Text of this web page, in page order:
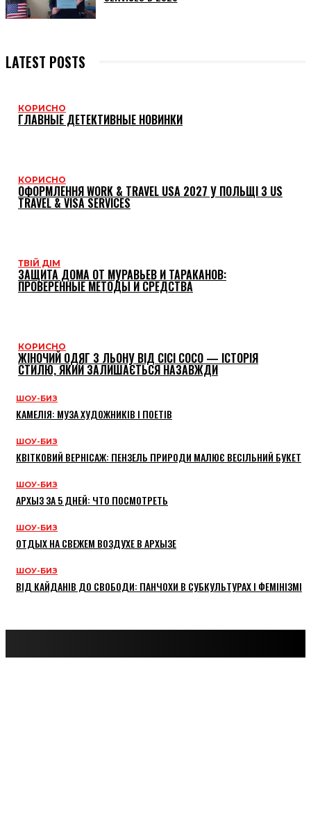
LATEST POSTS
КОРИСНО
ГЛАВНЫЕ ДЕТЕКТИВНЫЕ НОВИНКИ
КОРИСНО
ОФОРМЛЕННЯ WORK & TRAVEL USA 2027 У ПОЛЬЩІ З US
TRAVEL & VISA SERVICES
ТВІЙ ДІМ
ЗАЩИТА ДОМА ОТ МУРАВЬЕВ И ТАРАКАНОВ:
ПРОВЕРЕННЫЕ МЕТОДЫ И СРЕДСТВА
КОРИСНО
ЖІНОЧИЙ ОДЯГ З ЛЬОНУ ВІД CICI COCO — ІСТОРІЯ
СТИЛЮ, ЯКИЙ ЗАЛИШАЄТЬСЯ НАЗАВЖДИ
ШОУ-БИЗ
КАМЕЛІЯ: МУЗА ХУДОЖНИКІВ І ПОЕТІВ
ШОУ-БИЗ
КВІТКОВИЙ ВЕРНІСАЖ: ПЕНЗЕЛЬ ПРИРОДИ МАЛЮЄ ВЕСІЛЬНИЙ БУКЕТ
ШОУ-БИЗ
АРХЫЗ ЗА 5 ДНЕЙ: ЧТО ПОСМОТРЕТЬ
ШОУ-БИЗ
ОТДЫХ НА СВЕЖЕМ ВОЗДУХЕ В АРХЫЗЕ
ШОУ-БИЗ
ВІД КАЙДАНІВ ДО СВОБОДИ: ПАНЧОХИ В СУБКУЛЬТУРАХ І ФЕМІНІЗМІ